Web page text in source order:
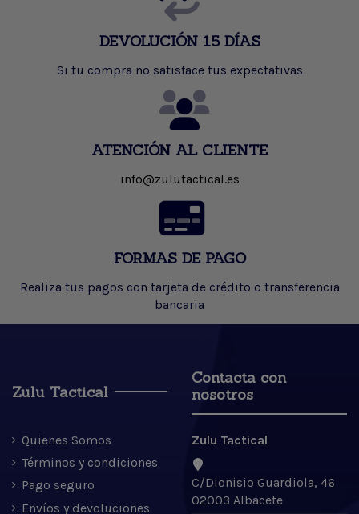
DEVOLUCIÓN 15 DÍAS
Si tu compra no satisface tus expectativas
ATENCIÓN AL CLIENTE
info@zulutactical.es
FORMAS DE PAGO
Realiza tus pagos con tarjeta de crédito o transferencia
bancaria
Zulu Tactical
Quienes Somos
Términos y condiciones
Pago seguro
Envíos y devoluciones
Contacta con
nosotros
Zulu Tactical
C/Dionisio Guardiola, 46
02003 Albacete